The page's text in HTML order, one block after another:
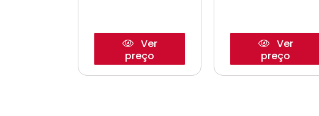
Ver
preço
Ver
preço